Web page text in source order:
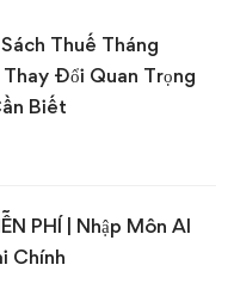
Thuế Tháng
Đổi Quan Trọng
Biết
PHÍ | Nhập Môn AI
Chính